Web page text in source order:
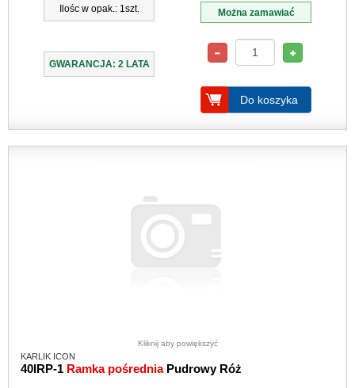
Ilośc w opak.: 1szt.
GWARANCJA: 2 LATA
Można zamawiać
Do koszyka
Kliknij aby powiększyć
KARLIK ICON
40IRP-1 Ramka pośrednia Pudrowy Róż